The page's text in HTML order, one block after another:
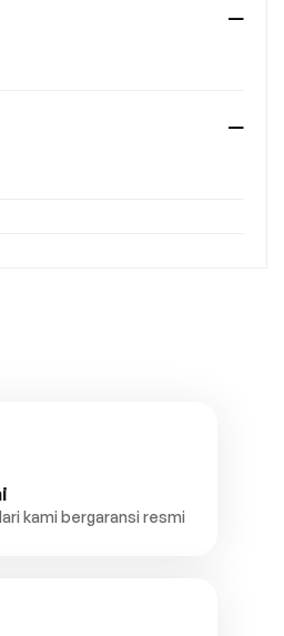
kami bergaransi resmi